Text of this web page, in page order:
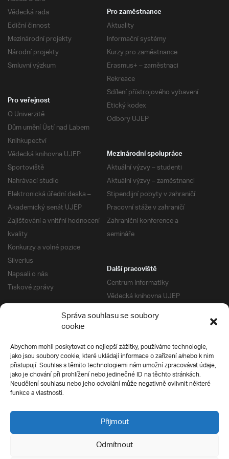
Správa souhlasu se soubory
cookie
Abychom mohli poskytovat co nejlepší zážitky, používáme technologie,
jako jsou soubory cookie, které ukládají informace o zařízení a/nebo k nim
přistupují. Souhlas s těmito technologiemi nám umožní zpracovávat údaje,
jako je chování při prohlížení nebo jedinečné ID na těchto stránkách.
Neudělení souhlasu nebo jeho odvolání může negativně ovlivnit některé
funkce a vlastnosti.
Přijmout
Odmítnout
Vědecká rada
Ediční činnost
Mezinárodní projekty
Národní projekty
Smluvní výzkum
Pro zaměstnance
Aktuality
Informační systémy
Kurzy pro zaměstnance
Erasmus+ – zaměstnaci
Rekreace
Sdílení přístrojového vybavení
Etický kodex
Odbory UJEP
Pro veřejnost
O Univerzitě
Dům umění Ústí nad Labem
Knihkupectví
Vědecká knihovna UJEP
Sportoviště
Nahrávací studio
Elektronická úřední deska –
Akademický senát UJEP
Zajišťování a vnitřní hodnocení
kvality
Konkurzy a volné pozice
Silverius
Napsali o nás
Tiskové zprávy
Mezinárodní spolupráce
Aktuální výzvy – studenti
Aktuální výzvy – zaměstnanci
Stipendijní pobyty v zahraničí
Pracovní stáže v zahraničí
Zahraniční konference a
semináře
Další pracoviště
Centrum Informatiky
Vědecká knihovna UJEP
Správa kolejí a menz
Univerzitní centrum podpory
Silverius
Pro uchazeče
Přijímací řízení
E-prihlaska
Přípravné kurzy
Ochrana soukromí